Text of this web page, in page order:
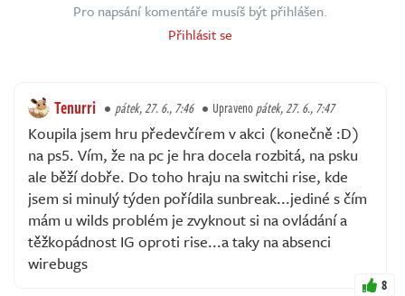
Pro napsání komentáře musíš být přihlášen.
Přihlásit se
Tenurri pátek, 27. 6., 7:46 Upravenopátek, 27. 6., 7:47
Koupila jsem hru předevčírem v akci (konečně :D)
na ps5. Vím, že na pc je hra docela rozbitá, na psku
ale běží dobře. Do toho hraju na switchi rise, kde
jsem si minulý týden pořídila sunbreak...jediné s čím
mám u wilds problém je zvyknout si na ovládání a
těžkopádnost IG oproti rise...a taky na absenci
wirebugs
8